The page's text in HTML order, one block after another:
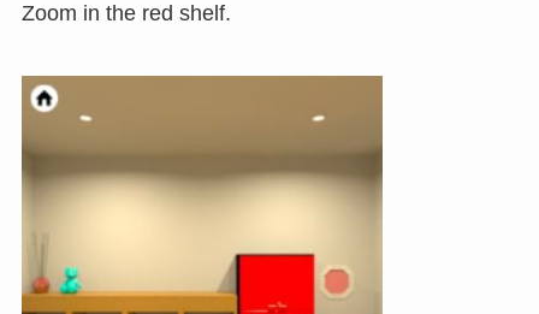
Zoom in the red shelf.